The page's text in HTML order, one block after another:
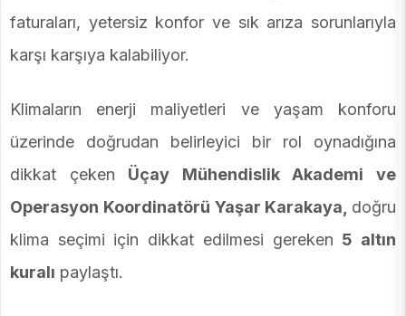
faturaları, yetersiz konfor ve sık arıza sorunlarıyla
karşı karşıya kalabiliyor.
Klimaların enerji maliyetleri ve yaşam konforu
üzerinde doğrudan belirleyici bir rol oynadığına
dikkat çeken Üçay Mühendislik Akademi ve
Operasyon Koordinatörü Yaşar Karakaya, doğru
klima seçimi için dikkat edilmesi gereken 5 altın
kuralı paylaştı.